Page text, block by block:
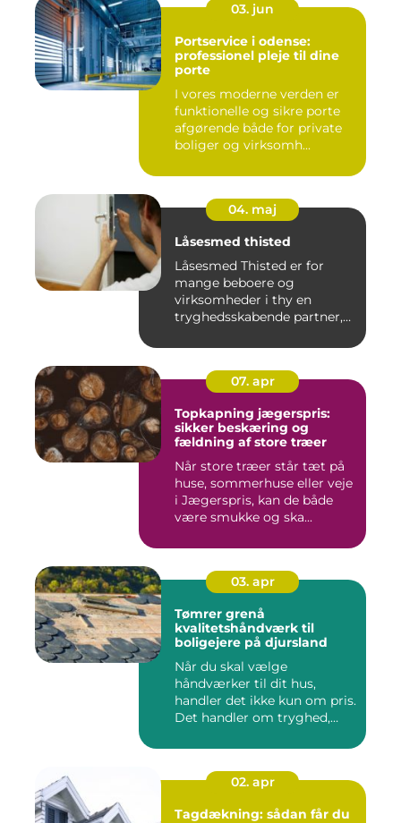
03. jun
Portservice i odense:
professionel pleje til dine
porte
I vores moderne verden er
funktionelle og sikre porte
afgørende både for private
boliger og virksomh...
04. maj
Låsesmed thisted
Låsesmed Thisted er for
mange beboere og
virksomheder i thy en
tryghedsskabende partner,
07. apr
Topkapning jægerspris:
sikker beskæring og
fældning af store træer
Når store træer står tæt på
huse, sommerhuse eller veje
i Jægerspris, kan de både
være smukke og ska...
03. apr
Tømrer grenå
kvalitetshåndværk til
boligejere på djursland
Når du skal vælge
håndværker til dit hus,
handler det ikke kun om pris.
Det handler om tryghed,
02. apr
Tagdækning: sådan får du